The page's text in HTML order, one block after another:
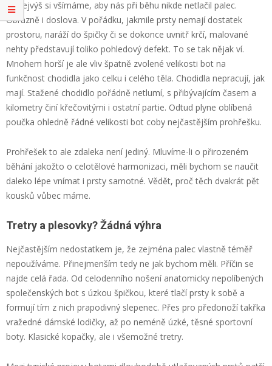
Nanejvýš si všímáme, aby nás při běhu nikde netlačil palec.
Obrazně i doslova. V pořádku, jakmile prsty nemají dostatek
prostoru, naráží do špičky či se dokonce uvnitř krčí, malované
nehty představují toliko pohledový defekt. To se tak nějak ví.
Mnohem horší je ale vliv špatně zvolené velikosti bot na
funkčnost chodidla jako celku i celého těla. Chodidla nepracují, jak
mají. Stažené chodidlo pořádně netlumí, s přibývajícím časem a
kilometry činí křečovitými i ostatní partie. Odtud plyne oblíbená
poučka ohledně řádné velikosti bot coby nejčastějším prohřešku.
Prohřešek to ale zdaleka není jediný. Mluvíme-li o přirozeném
běhání jakožto o celotělové harmonizaci, měli bychom se naučit
daleko lépe vnímat i prsty samotné. Vědět, proč těch dvakrát pět
kousků vůbec máme.
Tretry a plesovky? Žádná výhra
Nejčastějším nedostatkem je, že zejména palec vlastně téměř
nepoužíváme. Přinejmenším tedy ne jak bychom měli. Příčin se
najde celá řada. Od celodenního nošení anatomicky nepolíbených
společenských bot s úzkou špičkou, které tlačí prsty k sobě a
formují tím z nich prapodivný slepenec. Přes pro předonoží takřka
vražedné dámské lodičky, až po neméně úzké, těsné sportovní
boty. Klasické kopačky, ale i všemožné tretry.